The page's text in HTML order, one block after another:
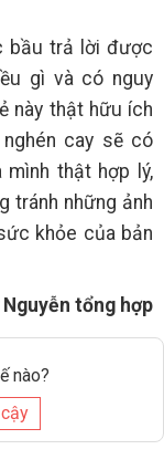
bầu trả lời được
gì và có nguy
này thật hữu ích
cay sẽ có
thật hợp lý,
tránh những ảnh
khỏe của bản
Nguyễn tổng hợp
nào?